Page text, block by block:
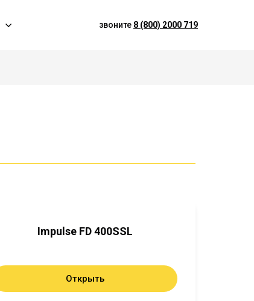
звоните 8 (800) 2000 719
Impulse FD 400SSL
Открыть